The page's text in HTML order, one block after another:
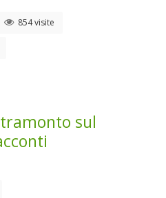
854 visite
sul